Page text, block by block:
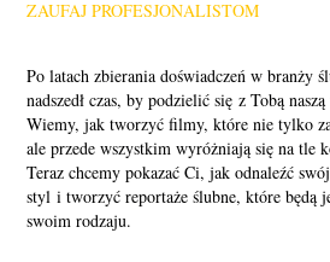
ZAUFAJ PROFESJONALISTOM
Po latach zbierania doświadczeń w branży
nadszedł czas, by podzielić się z Tobą
Wiemy, jak tworzyć filmy, które nie tylko
ale przede wszystkim wyróżniają się na tle
Teraz chcemy pokazać Ci, jak odnaleźć
styl i tworzyć reportaże ślubne, które będą
swoim rodzaju.